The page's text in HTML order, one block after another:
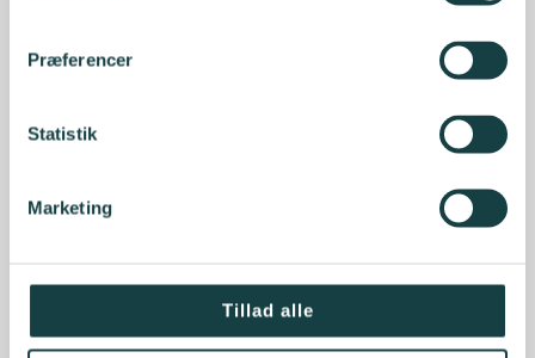
Præferencer
Statistik
Marketing
Tillad alle